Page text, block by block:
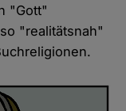
"Gott"
"realitätsnah"